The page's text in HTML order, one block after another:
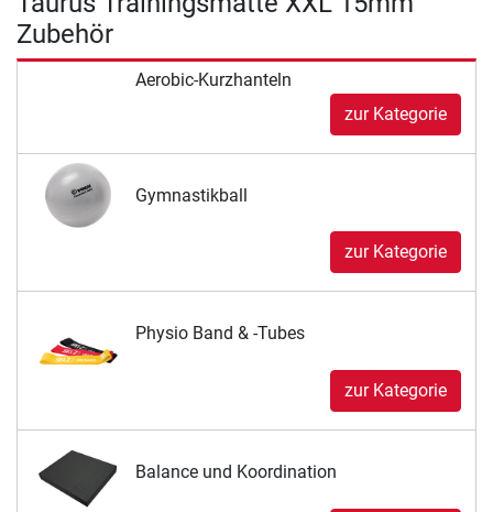
Zubehör
Aerobic-Kurzhanteln
zur Kategorie
Gymnastikball
zur Kategorie
Physio Band & -Tubes
zur Kategorie
Balance und Koordination